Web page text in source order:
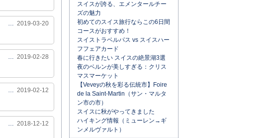
… 2019-03-20
… 2019-02-28
… 2019-02-12
… 2018-12-12
スイスが誇る、エメンタールチー
ズの魅力
初めてのスイス旅行ならこの6日間
コースがおすすめ！
スイストラベルパス vs スイスハー
フフェアカード
春に行きたい スイスの絶景湖3選
夜のベルンが美しすぎる：クリス
マスマーケット
【Veveyの秋を彩る伝統市】Foire
de la Saint-Martin（サン・マルタ
ン市の市）
スイスに秋がやってきました
ハイキング情報（ミューレン→ギ
ンメルヴァルト）